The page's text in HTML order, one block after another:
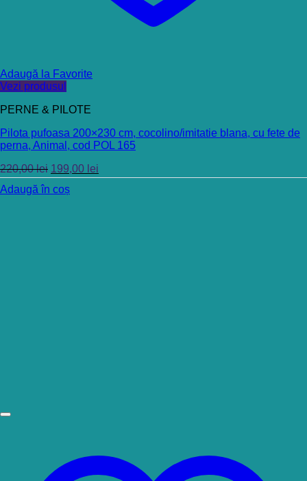
Adaugă la Favorite
Vezi produsul
PERNE & PILOTE
Pilota pufoasa 200×230 cm, cocolino/imitatie blana, cu fete de
perna, Animal, cod POL 165
220,00lei 199,00 lei
Adaugă în coș